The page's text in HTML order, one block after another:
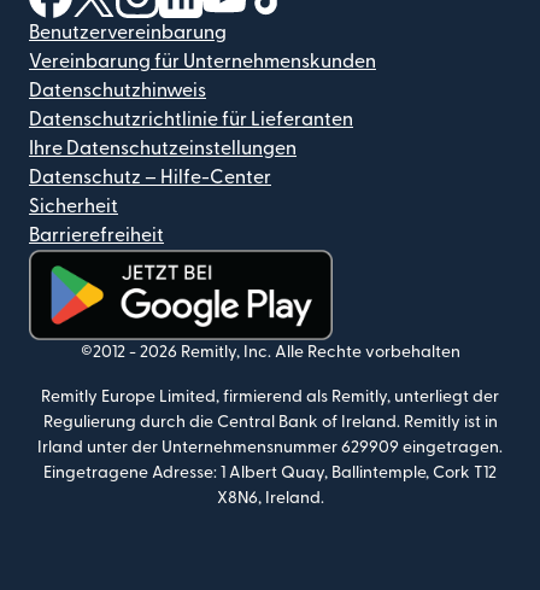
Benutzervereinbarung
Vereinbarung für Unternehmenskunden
Datenschutzhinweis
Datenschutzrichtlinie für Lieferanten
Ihre Datenschutzeinstellungen
Datenschutz – Hilfe-Center
Sicherheit
Barrierefreiheit
(wird in einem neuen Fenster geöffnet)
©2012 - 2026 Remitly, Inc. Alle Rechte vorbehalten
Remitly Europe Limited, firmierend als Remitly, unterliegt der
Regulierung durch die Central Bank of Ireland. Remitly ist in
Irland unter der Unternehmensnummer 629909 eingetragen.
Eingetragene Adresse: 1 Albert Quay, Ballintemple, Cork T12
X8N6, Ireland.